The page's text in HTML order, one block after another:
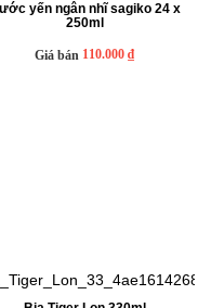
yến ngân nhĩ sagiko 24 x
250ml
Giá bán 110.000 ₫